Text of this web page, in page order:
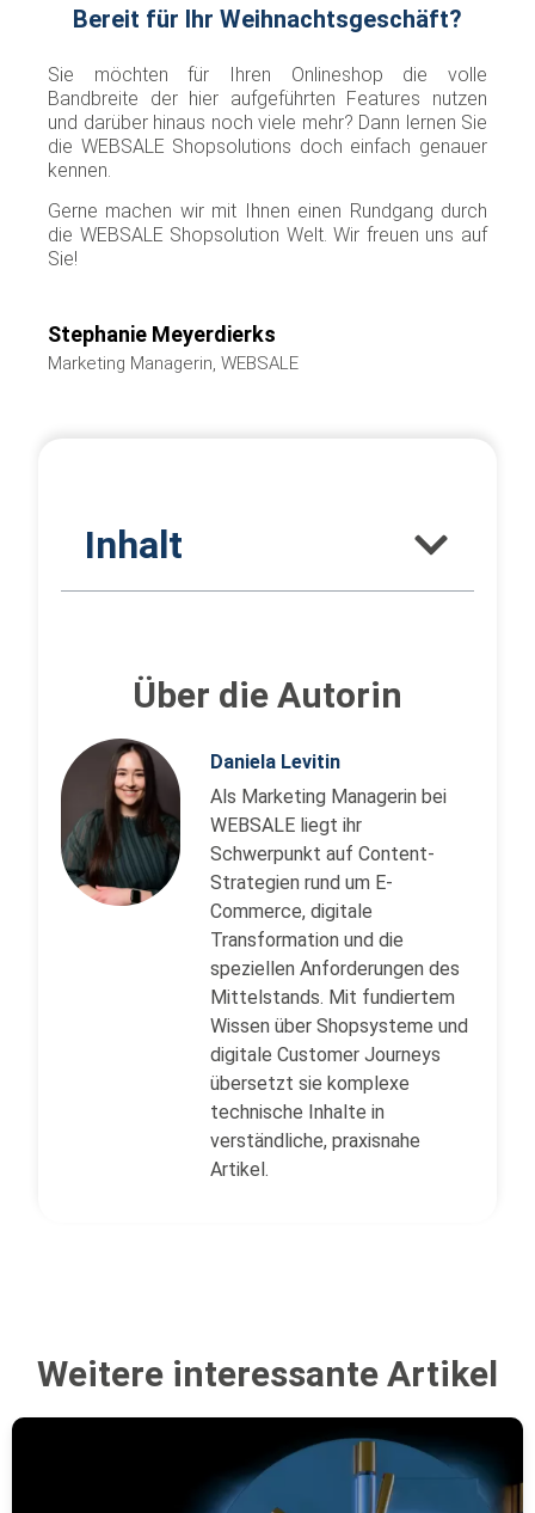
Bereit für Ihr Weihnachtsgeschäft?
Sie möchten für Ihren Onlineshop die volle
Bandbreite der hier aufgeführten Features nutzen
und darüber hinaus noch viele mehr? Dann lernen Sie
die WEBSALE Shopsolutions doch einfach genauer
kennen.
Gerne machen wir mit Ihnen einen Rundgang durch
die WEBSALE Shopsolution Welt. Wir freuen uns auf
Sie!
Stephanie Meyerdierks
Marketing Managerin, WEBSALE
Inhalt
Über die Autorin
Daniela Levitin
Als Marketing Managerin bei
WEBSALE liegt ihr
Schwerpunkt auf Content-
Strategien rund um E-
Commerce, digitale
Transformation und die
speziellen Anforderungen des
Mittelstands. Mit fundiertem
Wissen über Shopsysteme und
digitale Customer Journeys
übersetzt sie komplexe
technische Inhalte in
verständliche, praxisnahe
Artikel.
Weitere interessante Artikel